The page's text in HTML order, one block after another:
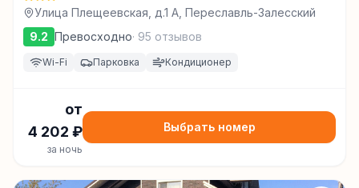
Улица Плещеевская, д.1 А, Переславль-Залесский
9.2 Превосходно· 95 отзывов
Wi-Fi Парковка Кондиционер
от
4 202 ₽
за ночь
Выбрать номер